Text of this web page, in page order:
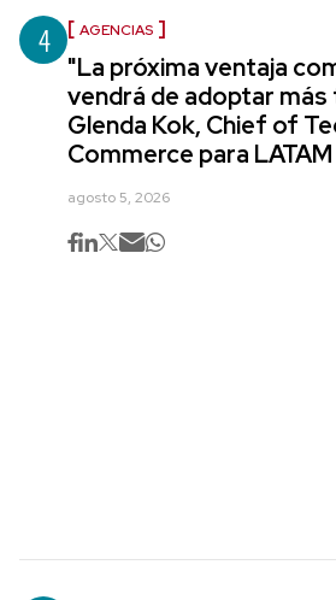
4 AGENCIAS
"La próxima ventaja
vendrá de adoptar
Glenda Kok, Chief of
Commerce para
agosto 5, 2026